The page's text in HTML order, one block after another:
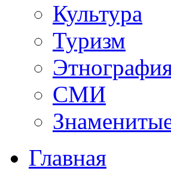
Культура
Туризм
СМИ
Главная